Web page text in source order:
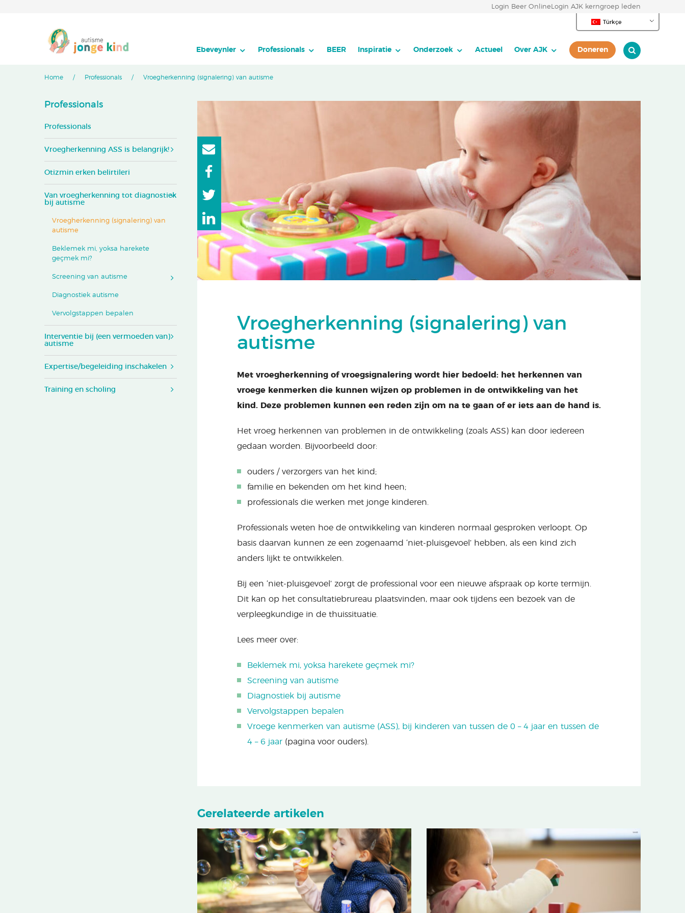
Login Beer Online Login AJK kerngroep leden
Türkçe
Ebeveynler Professionals BEER Inspiratie Onderzoek Actueel Over AJK Doneren
Home Professionals Vroegherkenning (signalering) van autisme
Vroegherkenning (signalering) van
autisme
Met vroegherkenning of vroegsignalering wordt hier bedoeld: het herkennen van
vroege kenmerken die kunnen wijzen op problemen in de ontwikkeling van het
kind. Deze problemen kunnen een reden zijn om na te gaan of er iets aan de hand is.
Het vroeg herkennen van problemen in de ontwikkeling (zoals ASS) kan door iedereen
gedaan worden. Bijvoorbeeld door:
ouders / verzorgers van het kind;
familie en bekenden om het kind heen;
professionals die werken met jonge kinderen.
Professionals weten hoe de ontwikkeling van kinderen normaal gesproken verloopt. Op
basis daarvan kunnen ze een zogenaamd ‘niet-pluisgevoel’ hebben, als een kind zich
anders lijkt te ontwikkelen.
Bij een ‘niet-pluisgevoel’ zorgt de professional voor een nieuwe afspraak op korte termijn.
Dit kan op het consultatiebrureau plaatsvinden, maar ook tijdens een bezoek van de
verpleegkundige in de thuissituatie.
Lees meer over:
Beklemek mi, yoksa harekete geçmek mi?
Screening van autisme
Diagnostiek bij autisme
Vervolgstappen bepalen
Vroege kenmerken van autisme (ASS), bij kinderen van tussen de 0 – 4 jaar en tussen de
4 – 6 jaar (pagina voor ouders).
Gerelateerde artikelen
Professionals
Professionals
Vroegherkenning ASS is belangrijk!
Otizmin erken belirtileri
Van vroegherkenning tot diagnostiek
bij autisme
Vroegherkenning (signalering) van
autisme
Beklemek mi, yoksa harekete
geçmek mi?
Screening van autisme
Diagnostiek autisme
Vervolgstappen bepalen
Interventie bij (een vermoeden van)
autisme
Expertise/begeleiding inschakelen
Training en scholing